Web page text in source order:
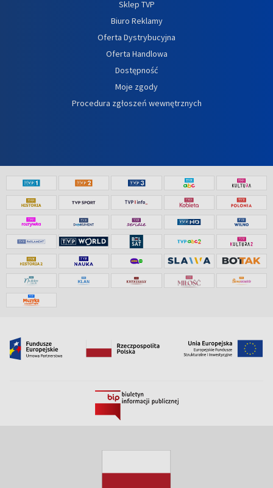
Sklep TVP
Biuro Reklamy
Oferta Dystrybucyjna
Oferta Handlowa
Dostępność
Moje zgody
Procedura zgłoszeń wewnętrznych